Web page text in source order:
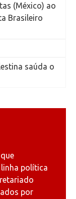
(México) ao
Brasileiro
saúda o
política
por